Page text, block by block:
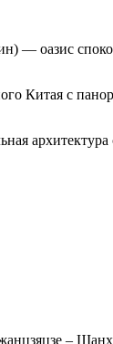
— оазис
Китая с
–